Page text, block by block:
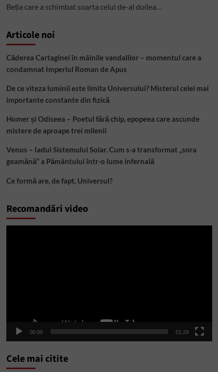
Beția care a schimbat soarta celui de-al doilea…
Articole noi
Căderea Cartaginei în mâinile vandalilor – momentul care a
condamnat Imperiul Roman de Apus
De ce viteza luminii este limita Universului? Misterul celei mai
importante constante din fizică
Homer și Odiseea – Poetul fără chip, epopeea care ascunde
mistere de aproape trei milenii
Venus – Iadul Sistemului Solar. Cum s-a transformat „sora
geamănă” a Pământului într-o lume infernală
Ce formă are, de fapt, Universul?
Recomandări video
00:00 01:29
Cele mai citite